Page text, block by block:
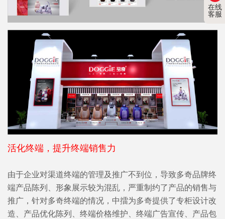
活化终端，提升终端销售力
由于企业对渠道终端的管理及推广不到位，导致多奇品牌终
端产品陈列、形象展示较为混乱，严重制约了产品的销售与
推广，针对多奇终端的情况，中擂为多奇提供了专柜设计改
造、产品优化陈列、终端价格维护、终端广告宣传、产品包
在线
客服